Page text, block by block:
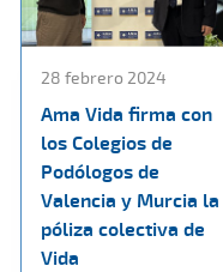
28 febrero 2024
Ama Vida firma con
los Colegios de
Podólogos de
Valencia y Murcia la
póliza colectiva de
Vida